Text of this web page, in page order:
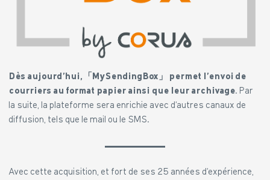
Dès aujourd’hui,「MySendingBox」 permet l’envoi de
courriers au format papier ainsi que leur archivage. Par
la suite, la plateforme sera enrichie avec d’autres canaux de
diffusion, tels que le mail ou le SMS.
Avec cette acquisition, et fort de ses 25 années d’expérience,